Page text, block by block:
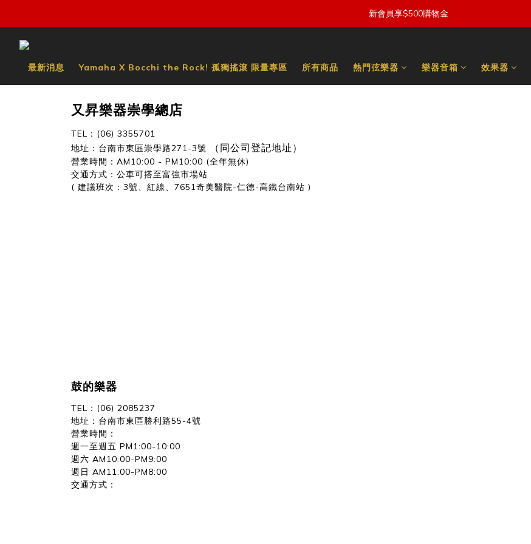
新會員享$500購物金
最新消息 Yamaha X Bocchi the Rock! 孤獨搖滾 限量專區 所有商品 熱門弦樂器 樂器音箱 效果器
又昇樂器崇學總店
TEL：(06) 3355701
地址：台南市東區崇學路271-3號
（ 同公司登記地址）
營業時間：AM10:00 - PM10:00 (全年無休)
交通方式：公車可搭至富強市場站
( 建議班次：3號、紅線、7651奇美醫院-仁德-高鐵台南站 )
鼓的樂器
TEL：(06) 2085237
地址：台南市東區勝利路55-4號
營業時間：
週一至週五 PM1:00-10:00
週六 AM10:00-PM9:00
週日 AM11:00-PM8:00
交通方式：